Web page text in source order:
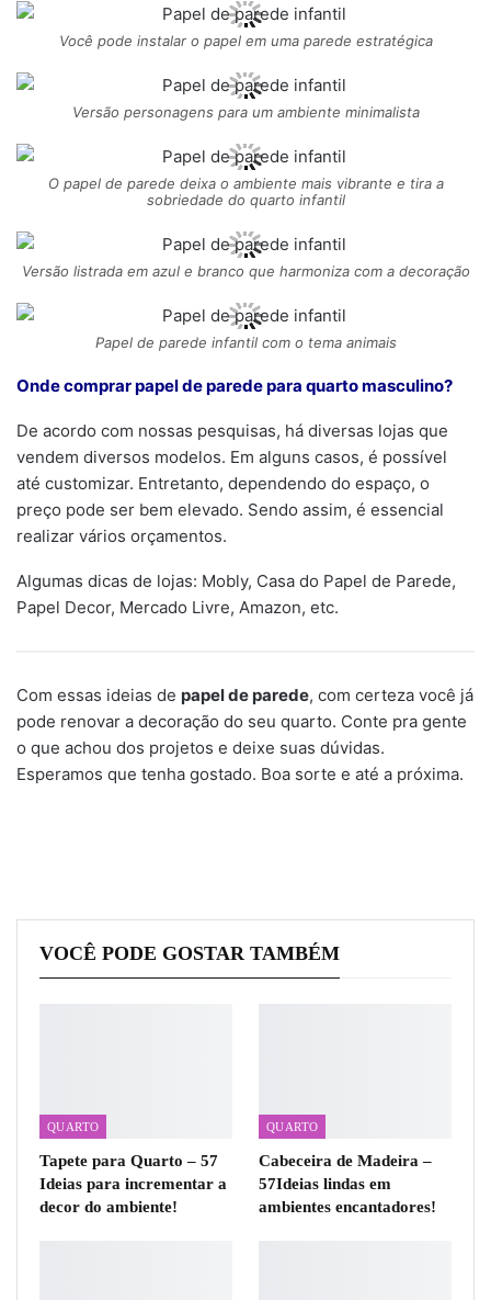
Você pode instalar o papel em uma parede estratégica
Versão personagens para um ambiente minimalista
O papel de parede deixa o ambiente mais vibrante e tira a
sobriedade do quarto infantil
Versão listrada em azul e branco que harmoniza com a decoração
Papel de parede infantil com o tema animais
Onde comprar papel de parede para quarto masculino?
De acordo com nossas pesquisas, há diversas lojas que
vendem diversos modelos. Em alguns casos, é possível
até customizar. Entretanto, dependendo do espaço, o
preço pode ser bem elevado. Sendo assim, é essencial
realizar vários orçamentos.
Algumas dicas de lojas: Mobly, Casa do Papel de Parede,
Papel Decor, Mercado Livre, Amazon, etc.
Com essas ideias de papel de parede, com certeza você já
pode renovar a decoração do seu quarto. Conte pra gente
o que achou dos projetos e deixe suas dúvidas.
Esperamos que tenha gostado. Boa sorte e até a próxima.
VOCÊ PODE GOSTAR TAMBÉM
QUARTO
Tapete para Quarto – 57
Ideias para incrementar a
decor do ambiente!
QUARTO
Cabeceira de Madeira –
57Ideias lindas em
ambientes encantadores!